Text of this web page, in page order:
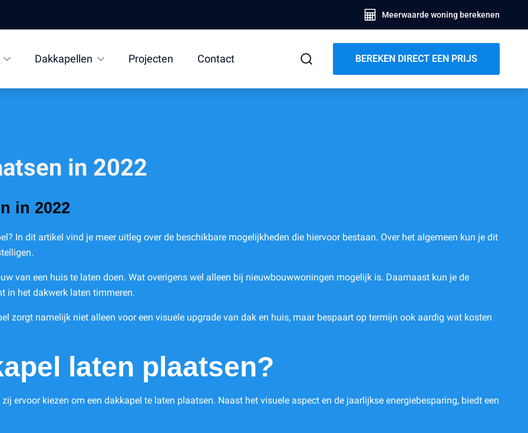
Meerwaarde woning berekenen
Dakkapellen Projecten Contact BEREKEN DIRECT EEN PRIJS
in 2022
in 2022
In dit artikel vind je meer uitleg over de beschikbare mogelijkheden die hiervoor bestaan. Over het algemeen kun je dit
van een huis te laten doen. Wat overigens wel alleen bij nieuwbouwwoningen mogelijk is. Daarnaast kun je de
in het dakwerk laten timmeren.
zorgt namelijk niet alleen voor een visuele upgrade van dak en huis, maar bespaart op termijn ook aardig wat kosten
laten plaatsen?
ervoor kiezen om een dakkapel te laten plaatsen. Naast het visuele aspect en de jaarlijkse energiebesparing, biedt een